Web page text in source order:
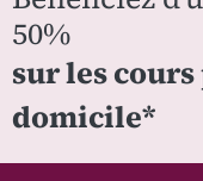
50%
sur les
domicile*